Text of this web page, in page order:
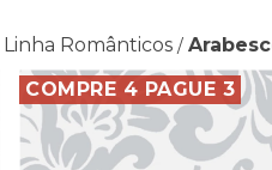
Linha Românticos /
COMPRE 4 PAGUE 3